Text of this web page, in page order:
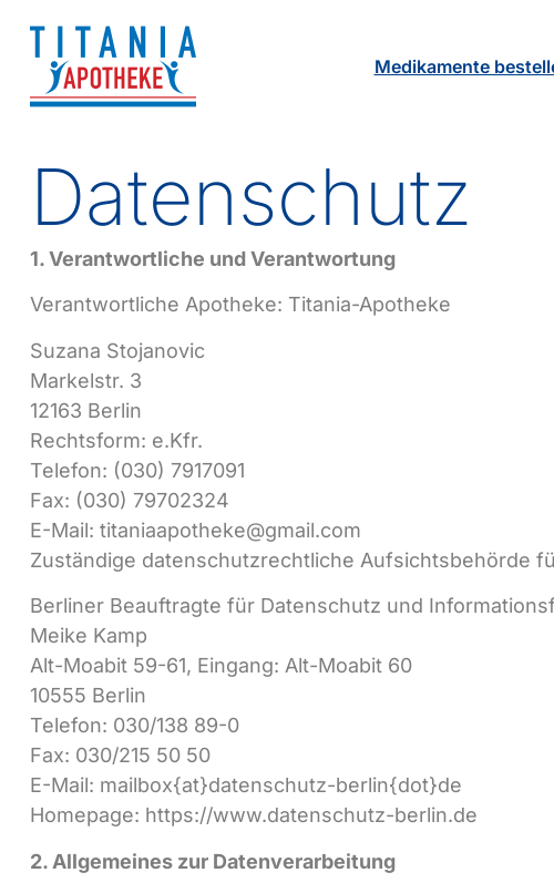
Medikamente
Datenschutz
1. Verantwortliche und Verantwortung
Verantwortliche Apotheke: Titania-Apotheke
Suzana Stojanovic
Markelstr. 3
12163 Berlin
Rechtsform: e.Kfr.
Telefon: (030) 7917091
Fax: (030) 79702324
E-Mail: titaniaapotheke@gmail.com
Zuständige datenschutzrechtliche Aufsichtsbehörde
Berliner Beauftragte für Datenschutz und
Meike Kamp
Alt-Moabit 59-61, Eingang: Alt-Moabit 60
10555 Berlin
Telefon: 030/138 89-0
Fax: 030/215 50 50
E-Mail: mailbox{at}datenschutz-berlin{dot}de
Homepage: https://www.datenschutz-berlin.de
2. Allgemeines zur Datenverarbeitung